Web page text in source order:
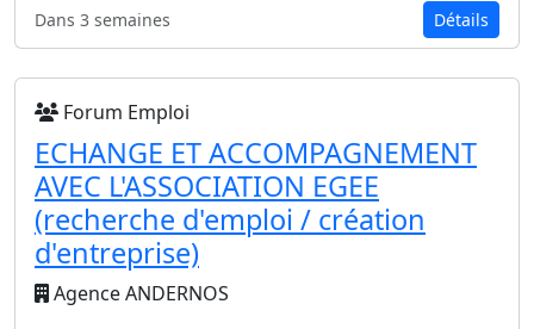
Dans 3 semaines Détails
Forum Emploi
ECHANGE ET ACCOMPAGNEMENT
AVEC L'ASSOCIATION EGEE
(recherche d'emploi / création
d'entreprise)
Agence ANDERNOS